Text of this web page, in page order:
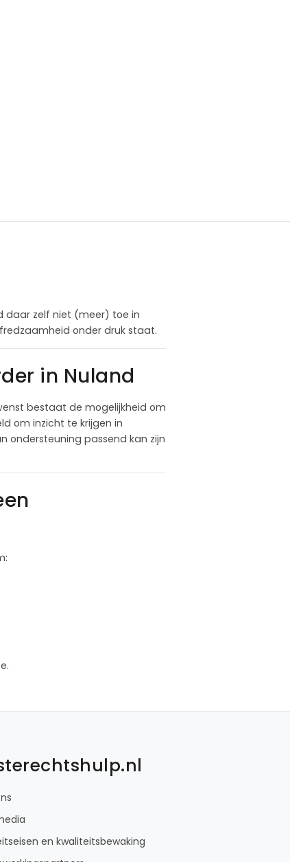
daar zelf niet (meer) toe in
onder druk staat.
in Nuland
bestaat de mogelijkheid om
om inzicht te krijgen in
ondersteuning passend kan zijn
en kwaliteitsbewaking